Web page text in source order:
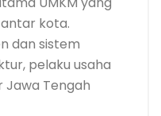
kota.
dan sistem
pelaku usaha
Tengah